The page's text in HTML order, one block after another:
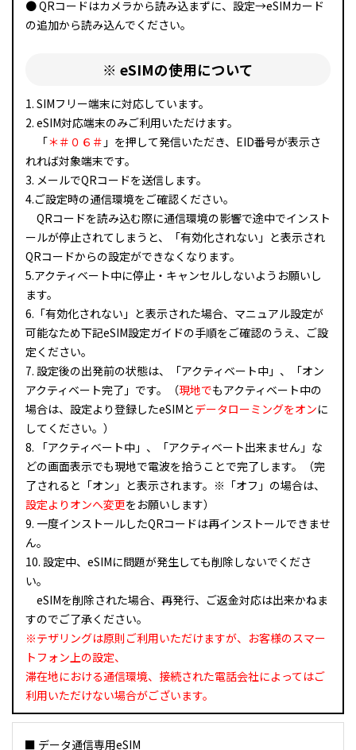
● QRコードはカメラから読み込まずに、設定→eSIMカード
の追加から読み込んでください。
※ eSIMの使用について
1. SIMフリー端末に対応しています。
2. eSIM対応端末のみご利用いただけます。
「＊＃０６＃ 」を押して発信いただき、EID番号が表示さ
れれば対象端末です。
3. メールでQRコードを送信します。
4.ご設定時の通信環境をご確認ください。
QRコードを読み込む際に通信環境の影響で途中でインスト
ールが停止されてしまうと、「有効化されない」と表示され
QRコードからの設定ができなくなります。
5.アクティベート中に停止・キャンセルしないようお願いし
ます。
6.「有効化されない」と表示された場合、マニュアル設定が
可能なため下記eSIM設定ガイドの手順をご確認のうえ、ご設
定ください。
7. 設定後の出発前の状態は、「アクティベート中」、「オン
アクティベート完了」です。（現地でもアクティベート中の
場合は、設定より登録したeSIMとデータローミングをオンに
してください。）
8. 「アクティベート中」、「アクティベート出来ません」な
どの画面表示でも現地で電波を拾うことで完了します。（完
了されると「オン」と表示されます。※「オフ」の場合は、
設定よりオンへ変更をお願いします）
9. 一度インストールしたQRコードは再インストールできませ
ん。
10. 設定中、eSIMに問題が発生しても削除しないでくださ
い。
eSIMを削除された場合、再発行、ご返金対応は出来かねま
すのでご了承ください。
※テザリングは原則ご利用いただけますが、お客様のスマー
トフォン上の設定、
滞在地における通信環境、接続された電話会社によってはご
利用いただけない場合がございます。
■ データ通信専用eSIM